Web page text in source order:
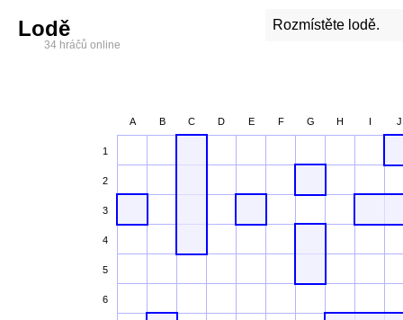
Lodě
34 hráčů online
Rozmístěte lodě.
1
A B C D E F G H I J
2
3
4
5
6